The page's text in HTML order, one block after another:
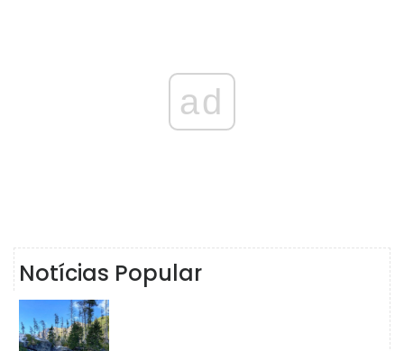
ad
Notícias Popular